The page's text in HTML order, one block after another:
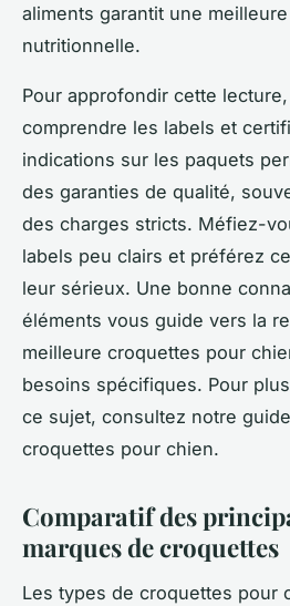
aliments garantit une
nutritionnelle.
Pour approfondir cette
comprendre les labels et
indications sur les paquets
des garanties de qualité,
des charges stricts. Méfiez-
labels peu clairs et préférez
leur sérieux. Une bonne
éléments vous guide vers la
meilleure croquettes pour
besoins spécifiques. Pour
ce sujet, consultez notre
croquettes pour chien.
Comparatif des
marques de croquettes
Les types de croquettes pour